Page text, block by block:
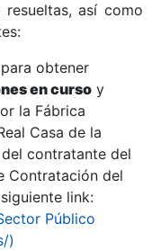
así como
obtener
en curso y
la Fábrica
Casa de la
contratante del
Contratación del
link:
Público
)